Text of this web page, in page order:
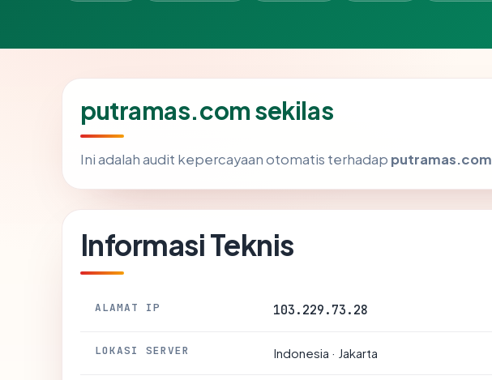
putramas.com sekilas
Ini adalah audit kepercayaan otomatis terhadap putramas.com
Informasi Teknis
ALAMAT IP 103.229.73.28
LOKASI SERVER Indonesia · Jakarta